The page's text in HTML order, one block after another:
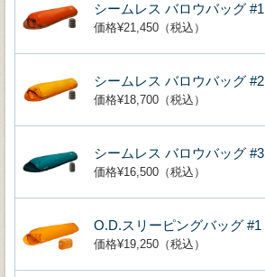
シームレス バロウバッグ #1
価格¥21,450（税込）
シームレス バロウバッグ #2
価格¥18,700（税込）
シームレス バロウバッグ #3
価格¥16,500（税込）
O.D.スリーピングバッグ #1
価格¥19,250（税込）